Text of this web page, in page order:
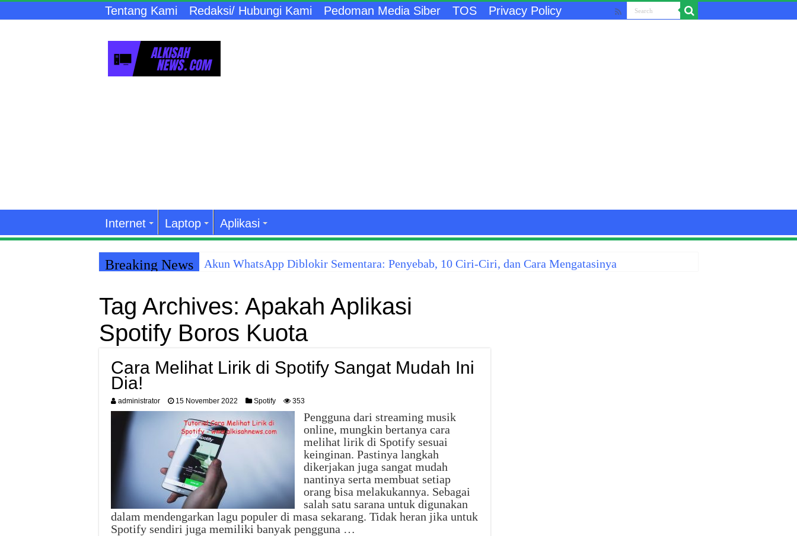
Tentang Kami Redaksi/ Hubungi Kami Pedoman Media Siber TOS Privacy Policy
Internet Laptop Aplikasi
Breaking News Akun WhatsApp Diblokir Sementara: Penyebab, 10 Ciri-Ciri, dan Cara Mengatasinya
Tag Archives: Apakah Aplikasi
Spotify Boros Kuota
Cara Melihat Lirik di Spotify Sangat Mudah Ini
Dia!
administrator 15 November 2022 Spotify 353
Pengguna dari streaming musik
online, mungkin bertanya cara
melihat lirik di Spotify sesuai
keinginan. Pastinya langkah
dikerjakan juga sangat mudah
nantinya serta membuat setiap
orang bisa melakukannya. Sebagai
salah satu sarana untuk digunakan
dalam mendengarkan lagu populer di masa sekarang. Tidak heran jika untuk
Spotify sendiri juga memiliki banyak pengguna …